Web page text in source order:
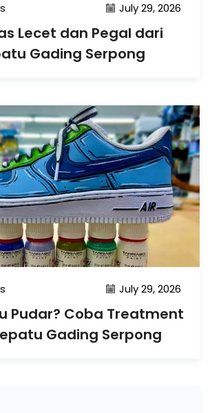
July 29, 2026
Lecet dan Pegal dari
Gading Serpong
July 29, 2026
Pudar? Coba Treatment
Gading Serpong